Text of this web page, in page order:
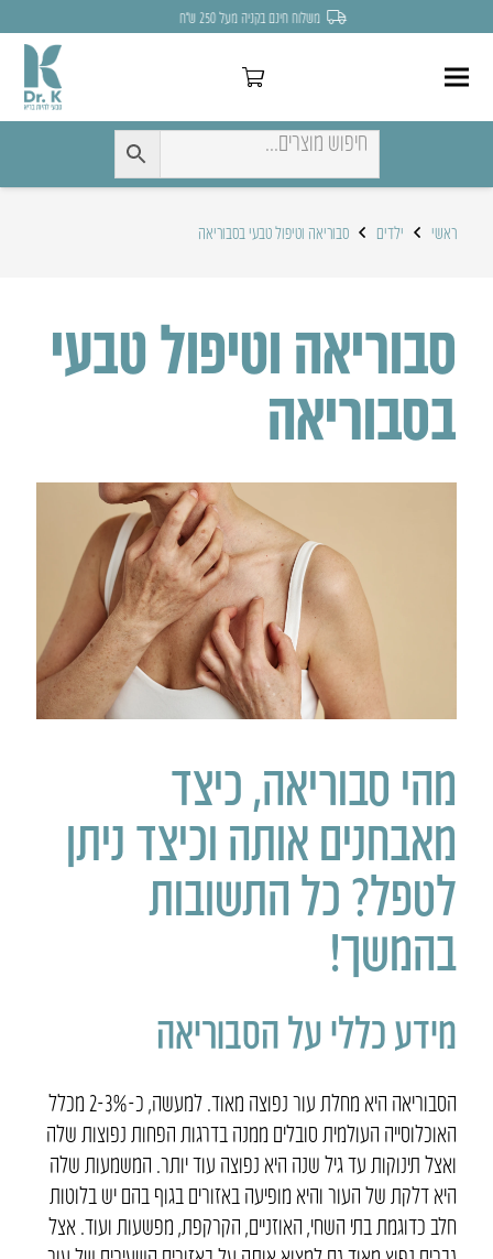
משלוח חינם בקניה מעל 250 ש״ח
ראשי ילדים סבוריאה וטיפול טבעי בסבוריאה
סבוריאה וטיפול טבעי
בסבוריאה
מהי סבוריאה, כיצד
מאבחנים אותה וכיצד ניתן
לטפל? כל התשובות
בהמשך!
מידע כללי על הסבוריאה
הסבוריאה היא מחלת עור נפוצה מאוד. למעשה, כ-2-3% מכלל
האוכלוסייה העולמית סובלים ממנה בדרגות הפחות נפוצות שלה
ואצל תינוקות עד גיל שנה היא נפוצה עוד יותר. המשמעות שלה
היא דלקת של העור והיא מופיעה באזורים בגוף בהם יש בלוטות
חלב כדוגמת בתי השחי, האוזניים, הקרקפת, מפשעות ועוד. אצל